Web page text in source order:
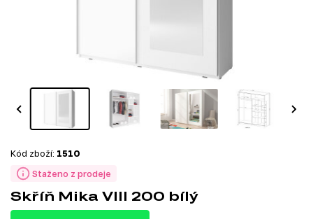
Staženo z prodeje
Kód zboží: 1510
Skříň Mika VIII 200 bílý